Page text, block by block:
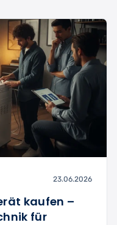
23.06.2026
kaufen –
für